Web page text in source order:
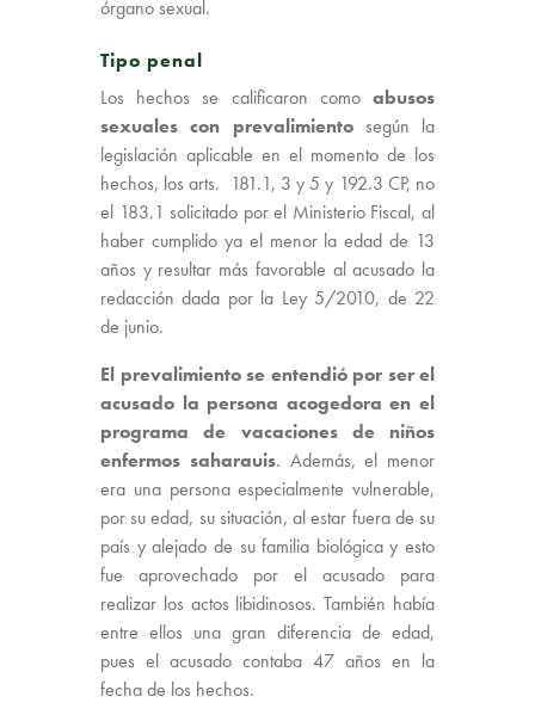
órgano sexual.
Tipo penal
Los hechos se calificaron como abusos
sexuales con prevalimientosegún la
legislación aplicable en el momento de los
hechos, los arts. 181.1, 3 y 5 y 192.3 CP, no
el 183.1 solicitado por el Ministerio Fiscal, al
haber cumplido ya el menor la edad de 13
años y resultar más favorable al acusado la
redacción dada por la Ley 5/2010, de 22
de junio.
El prevalimiento se entendió por ser el
acusado la persona acogedora en el
programa de vacaciones de niños
enfermos saharauis. Además, el menor
era una persona especialmente vulnerable,
por su edad, su situación, al estar fuera de su
país y alejado de su familia biológica y esto
fue aprovechado por el acusado para
realizar los actos libidinosos. También había
entre ellos una gran diferencia de edad,
pues el acusado contaba 47 años en la
fecha de los hechos.